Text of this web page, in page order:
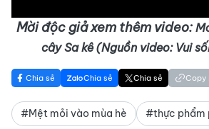
Mời độc giả xem thêm video:
cây Sa kê (Nguồn video: Vui
Chia sẻ Chia sẻ Chia sẻ Copy
#Mệt mỏi vào mùa hè #thực phẩm